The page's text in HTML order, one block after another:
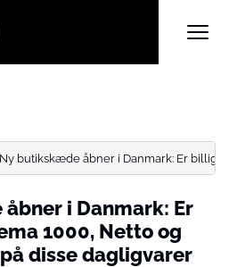
Ny butikskæde åbner i Danmark: Er billigere
i Danmark: Er
1000, Netto og
disse dagligvarer